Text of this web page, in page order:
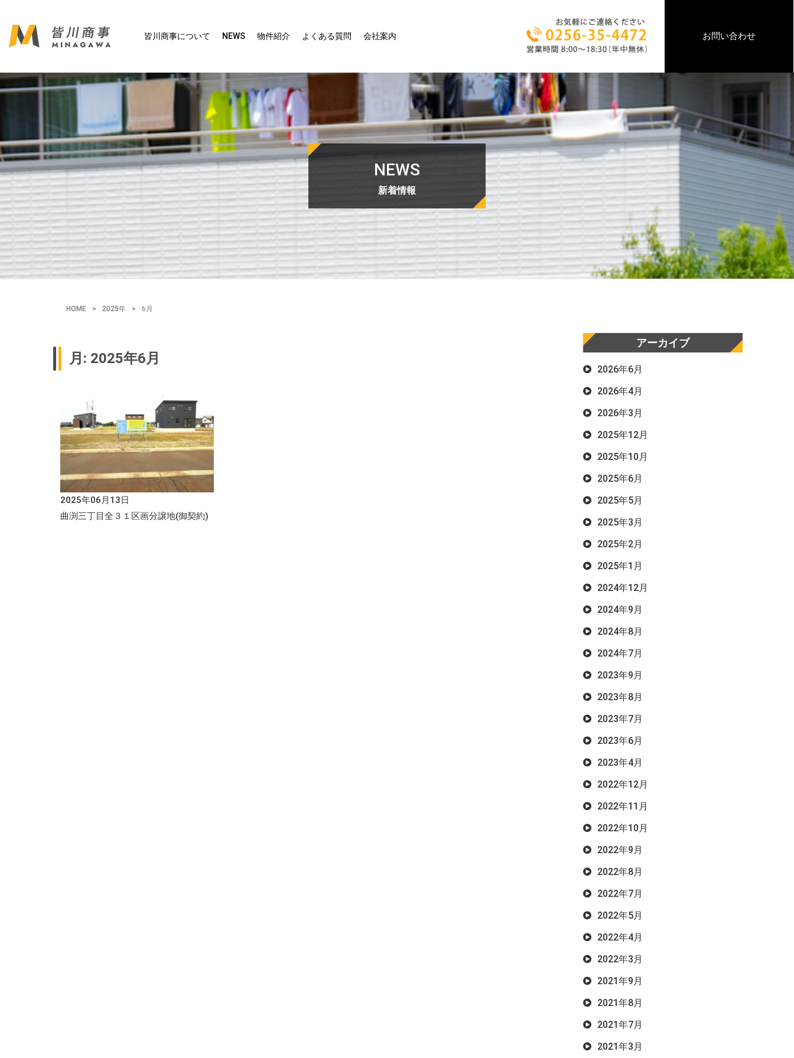
皆川商事について NEWS 物件紹介 よくある質問 会社案内 お問い合わせ
NEWS
新着情報
HOME > 2025年 > 6月
月: 2025年6月
2025年06月13日
曲渕三丁目全３１区画分譲地(御契約)
アーカイブ
2026年6月
2026年4月
2026年3月
2025年12月
2025年10月
2025年6月
2025年5月
2025年3月
2025年2月
2025年1月
2024年12月
2024年9月
2024年8月
2024年7月
2023年9月
2023年8月
2023年7月
2023年6月
2023年4月
2022年12月
2022年11月
2022年10月
2022年9月
2022年8月
2022年7月
2022年5月
2022年4月
2022年3月
2021年9月
2021年8月
2021年7月
2021年3月